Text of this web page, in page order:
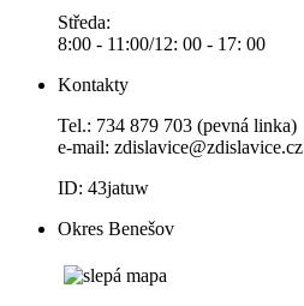
Středa:
8:00 - 11:00/12: 00 - 17: 00
Kontakty
Tel.: 734 879 703 (pevná linka)
e-mail: zdislavice@zdislavice.cz
ID: 43jatuw
Okres Benešov